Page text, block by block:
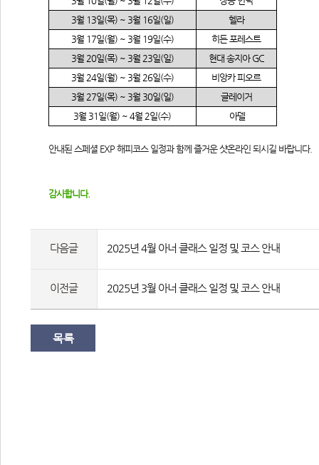
3월 13일(목) ~ 3월 16일(일)
헬라
3월 17일(월) ~ 3월 19일(수)
히든 포레스트
3월 20일(목) ~ 3월 23일(일)
현대 송지아 GC
3월 24일(월) ~ 3월 26일(수)
비앙카 피오르
3월 27일(목) ~ 3월 30일(일)
글레이거
3월 31 일(월) ~ 4월 2일(수) 아델
안내된 스페셜 EXP 해피코스 일정과 함께 즐거운 샷온라인 되시길 바랍니다.
감사합니다.
다음글 2025년 4월 아너 클래스 일정 및 코스 안내
이전글 2025년 3월 아너 클래스 일정 및 코스 안내
목록